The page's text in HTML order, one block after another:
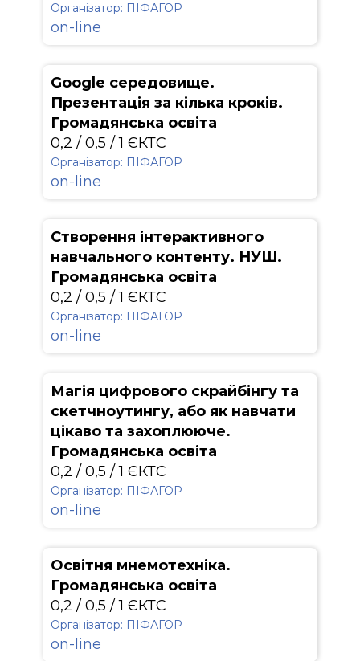
Організатор: ПІФАГОР
on-line
Google середовище.
Презентація за кілька кроків.
Громадянська освіта
0,2 / 0,5 / 1 ЄКТС
Організатор: ПІФАГОР
on-line
Створення інтерактивного
навчального контенту. НУШ.
Громадянська освіта
0,2 / 0,5 / 1 ЄКТС
Організатор: ПІФАГОР
on-line
Магія цифрового скрайбінгу та
скетчноутингу, або як навчати
цікаво та захоплююче.
Громадянська освіта
0,2 / 0,5 / 1 ЄКТС
Організатор: ПІФАГОР
on-line
Освітня мнемотехніка.
Громадянська освіта
0,2 / 0,5 / 1 ЄКТС
Організатор: ПІФАГОР
on-line